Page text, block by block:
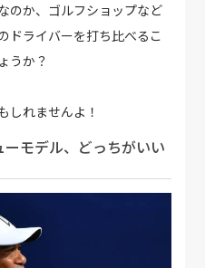
のか、ゴルフショップなど
ドライバーを打ち比べるこ
うか？
しれませんよ！
モデル、どっちがいい